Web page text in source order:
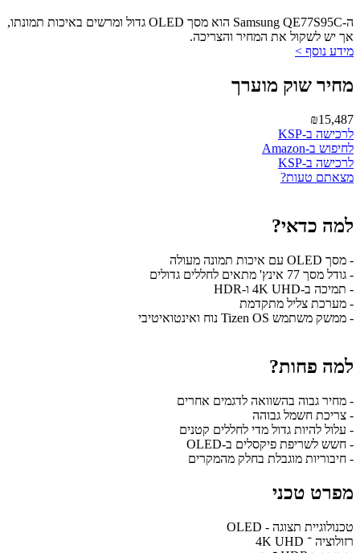
ה-Samsung QE77S95C הוא מסך OLED גדול ומרשים באיכות תמונתו,
אך יש לשקול את המחיר והצריכה.
מידע נוסף >
מחיר שוק מוערך
₪15,487
לרכישה ב-KSP
לחיפוש ב-Amazon
לרכישה ב-KSP
מצאתם טעות?
למה כדאי?
- מסך OLED עם איכות תמונה מעולה
- גודל מסך 77 אינץ' מתאים לחללים גדולים
- תמיכה ב-4K UHD ו-HDR
- מערכת צליל מתקדמת
- ממשק משתמש Tizen OS נוח ואינטואיטיבי
למה פחות?
- מחיר גבוה בהשוואה לדגמים אחרים
- צריכת חשמל גבוהה
- עלול להיות גדול מדי לחללים קטנים
- חשש לשריפת פיקסלים ב-OLED
- חיבוריות מוגבלת בחלק מהמקרים
מפרט טכני
טכנולוגיית תצוגה - OLED
רזולוציה ־ 4K UHD